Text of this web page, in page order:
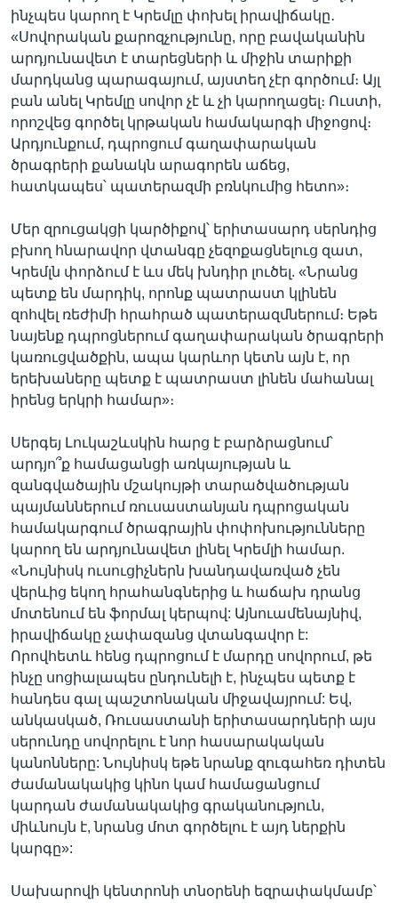
ինչպես կարող է Կրեմլը փոխել իրավիճակը․
«Սովորական քարոզչությունը, որը բավականին
արդյունավետ է տարեցների և միջին տարիքի
մարդկանց պարագայում, այստեղ չէր գործում։ Այլ
բան անել Կրեմլը սովոր չէ և չի կարողացել։ Ուստի,
որոշվեց գործել կրթական համակարգի միջոցով։
Արդյունքում, դպրոցում գաղափարական
ծրագրերի քանակն արագորեն աճեց,
հատկապես՝ պատերազմի բռնկումից հետո»։
Մեր զրուցակցի կարծիքով՝ երիտասարդ սերնդից
բխող հնարավոր վտանգը չեզոքացնելուց զատ,
Կրեմլն փորձում է ևս մեկ խնդիր լուծել. «Նրանց
պետք են մարդիկ, որոնք պատրաստ կլինեն
զոհվել ռեժիմի հրահրած պատերազմներում։ Եթե
նայենք դպրոցներում գաղափարական ծրագրերի
կառուցվածքին, ապա կարևոր կետն այն է, որ
երեխաները պետք է պատրաստ լինեն մահանալ
իրենց երկրի համար»։
Սերգեյ Լուկաշևսկին հարց է բարձրացնում՝
արդյո՞ք համացանցի առկայության և
զանգվածային մշակույթի տարածվածության
պայմաններում ռուսաստանյան դպրոցական
համակարգում ծրագրային փոփոխությունները
կարող են արդյունավետ լինել Կրեմլի համար.
«Նույնիսկ ուսուցիչներն խանդավառված չեն
վերևից եկող հրահանգներից և հաճախ դրանց
մոտենում են ֆորմալ կերպով: Այնուամենայնիվ,
իրավիճակը չափազանց վտանգավոր է:
Որովհետև հենց դպրոցում է մարդը սովորում, թե
ինչը սոցիալապես ընդունելի է, ինչպես պետք է
հանդես գալ պաշտոնական միջավայրում: Եվ,
անկասկած, Ռուսաստանի երիտասարդների այս
սերունդը սովորելու է նոր հասարակական
կանոնները: Նույնիսկ եթե նրանք զուգահեռ դիտեն
ժամանակակից կինո կամ համացանցում
կարդան ժամանակակից գրականություն,
միևնույն է, նրանց մոտ գործելու է այդ ներքին
կարգը»:
Սախարովի կենտրոնի տնօրենի եզրափակմամբ՝